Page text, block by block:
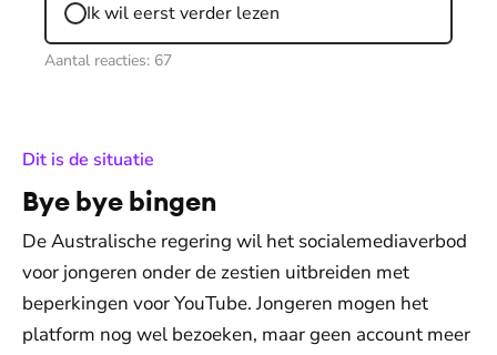
Ik wil eerst verder lezen
Aantal reacties: 67
Dit is de situatie
Bye bye bingen
De Australische regering wil het socialemediaverbod
voor jongeren onder de zestien uitbreiden met
beperkingen voor YouTube. Jongeren mogen het
platform nog wel bezoeken, maar geen account meer